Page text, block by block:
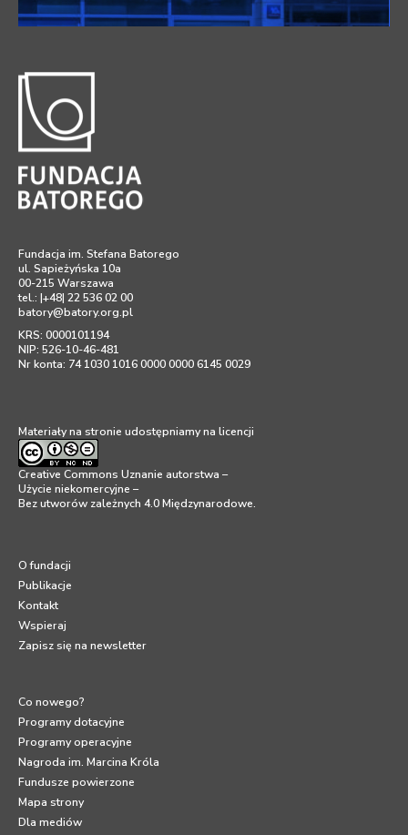
Fundacja im. Stefana Batorego
ul. Sapieżyńska 10a
00-215 Warszawa
tel.: |+48| 22 536 02 00
batory@batory.org.pl
KRS: 0000101194
NIP: 526-10-46-481
Nr konta: 74 1030 1016 0000 0000 6145 0029
Materiały na stronie udostępniamy na licencji
Creative Commons Uznanie autorstwa –
Użycie niekomercyjne –
Bez utworów zależnych 4.0 Międzynarodowe.
O fundacji
Publikacje
Kontakt
Wspieraj
Zapisz się na newsletter
Co nowego?
Programy dotacyjne
Programy operacyjne
Nagroda im. Marcina Króla
Fundusze powierzone
Mapa strony
Dla mediów